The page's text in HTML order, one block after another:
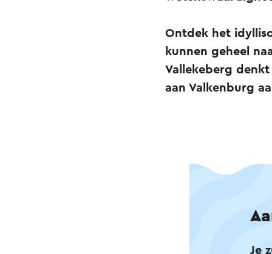
Ontdek het
kunnen geheel
Vallekeberg
aan Valkenburg
Je